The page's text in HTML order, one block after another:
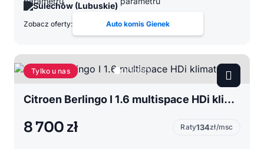
Sulechów (Lubuskie)
Zobacz oferty: Auto komis Gienek
Tylko u nas
Citroen Berlingo I 1.6 multispace HDi klimatop
8 700 zł Raty134zł/msc